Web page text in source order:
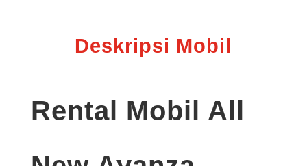
Deskripsi Mobil
Rental Mobil All